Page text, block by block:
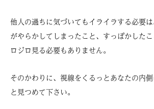
他人の過ちに気づいてもイライラする必要
がやらかしてしまったこと、すっぽかした
ロジロ見る必要もありません。
そのかわりに、視線をくるっとあなたの内
と見つめて下さい。